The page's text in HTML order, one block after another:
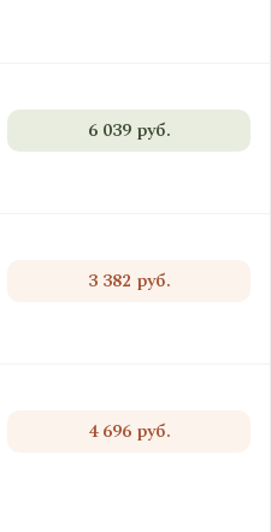
6 039 руб.
3 382 руб.
4 696 руб.